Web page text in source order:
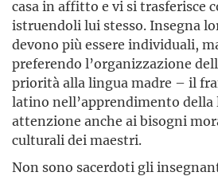
casa in affitto e vi si trasferisce
istruendoli lui stesso. Insegna
devono più essere individuali,
preferendo l’organizzazione
priorità alla lingua madre – il
latino nell’apprendimento della
attenzione anche ai bisogni
culturali dei maestri.
Non sono sacerdoti gli